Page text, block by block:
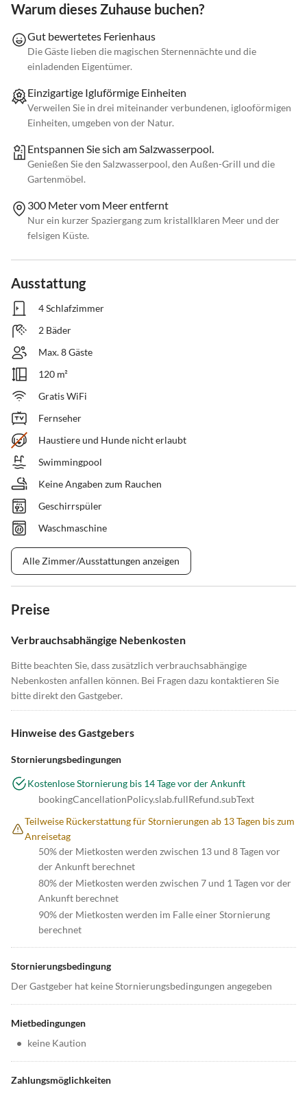
Warum dieses Zuhause buchen?
Gut bewertetes Ferienhaus
Die Gäste lieben die magischen Sternennächte und die
einladenden Eigentümer.
Einzigartige Igluförmige Einheiten
Verweilen Sie in drei miteinander verbundenen, iglooförmigen
Einheiten, umgeben von der Natur.
Entspannen Sie sich am Salzwasserpool.
Genießen Sie den Salzwasserpool, den Außen-Grill und die
Gartenmöbel.
300 Meter vom Meer entfernt
Nur ein kurzer Spaziergang zum kristallklaren Meer und der
felsigen Küste.
Ausstattung
4 Schlafzimmer
2 Bäder
Max. 8 Gäste
120 m²
Gratis WiFi
Fernseher
Haustiere und Hunde nicht erlaubt
Swimmingpool
Keine Angaben zum Rauchen
Geschirrspüler
Waschmaschine
Alle Zimmer/Ausstattungen anzeigen
Preise
Verbrauchsabhängige Nebenkosten
Bitte beachten Sie, dass zusätzlich verbrauchsabhängige
Nebenkosten anfallen können. Bei Fragen dazu kontaktieren Sie
bitte direkt den Gastgeber.
Hinweise des Gastgebers
Stornierungsbedingungen
Kostenlose Stornierung bis 14 Tage vor der Ankunft
bookingCancellationPolicy.slab.fullRefund.subText
Teilweise Rückerstattung für Stornierungen ab 13 Tagen bis zum
Anreisetag
50% der Mietkosten werden zwischen 13 und 8 Tagen vor
der Ankunft berechnet
80% der Mietkosten werden zwischen 7 und 1 Tagen vor der
Ankunft berechnet
90% der Mietkosten werden im Falle einer Stornierung
berechnet
Stornierungsbedingung
Der Gastgeber hat keine Stornierungsbedingungen angegeben
Mietbedingungen
• keine Kaution
Zahlungsmöglichkeiten